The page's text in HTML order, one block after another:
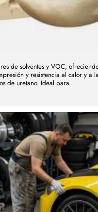
de solventes y VOC,
y resistencia al calor y a
de uretano. Ideal para